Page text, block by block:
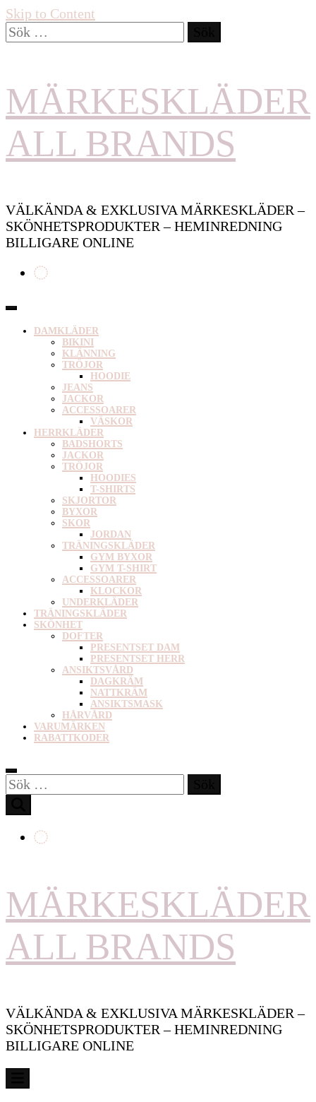
Skip to Content
Sök
efter:
MÄRKESKLÄDER
ALL BRANDS
VÄLKÄNDA & EXKLUSIVA MÄRKESKLÄDER –
SKÖNHETSPRODUKTER – HEMINREDNING
BILLIGARE ONLINE
DAMKLÄDER
BIKINI
KLÄNNING
TRÖJOR
HOODIE
JEANS
JACKOR
ACCESSOARER
VÄSKOR
HERRKLÄDER
BADSHORTS
JACKOR
TRÖJOR
HOODIES
T-SHIRTS
SKJORTOR
BYXOR
SKOR
JORDAN
TRÄNINGSKLÄDER
GYM BYXOR
GYM T-SHIRT
ACCESSOARER
KLOCKOR
UNDERKLÄDER
TRÄNINGSKLÄDER
SKÖNHET
DOFTER
PRESENTSET DAM
PRESENTSET HERR
ANSIKTSVÅRD
DAGKRÄM
NATTKRÄM
ANSIKTSMASK
HÅRVÅRD
VARUMÄRKEN
RABATTKODER
Sök
efter:
MÄRKESKLÄDER
ALL BRANDS
VÄLKÄNDA & EXKLUSIVA MÄRKESKLÄDER –
SKÖNHETSPRODUKTER – HEMINREDNING
BILLIGARE ONLINE